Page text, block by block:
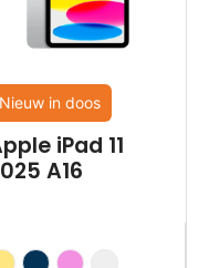
Nieuw in doos
iPad 11
A16